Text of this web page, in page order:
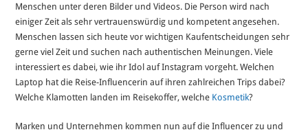
Menschen unter deren Bilder und Videos. Die Person wird nach
einiger Zeit als sehr vertrauenswürdig und kompetent angesehen.
Menschen lassen sich heute vor wichtigen Kaufentscheidungen sehr
gerne viel Zeit und suchen nach authentischen Meinungen. Viele
interessiert es dabei, wie ihr Idol auf Instagram vorgeht. Welchen
Laptop hat die Reise-Influencerin auf ihren zahlreichen Trips dabei?
Welche Klamotten landen im Reisekoffer, welche Kosmetik?
Marken und Unternehmen kommen nun auf die Influencer zu und